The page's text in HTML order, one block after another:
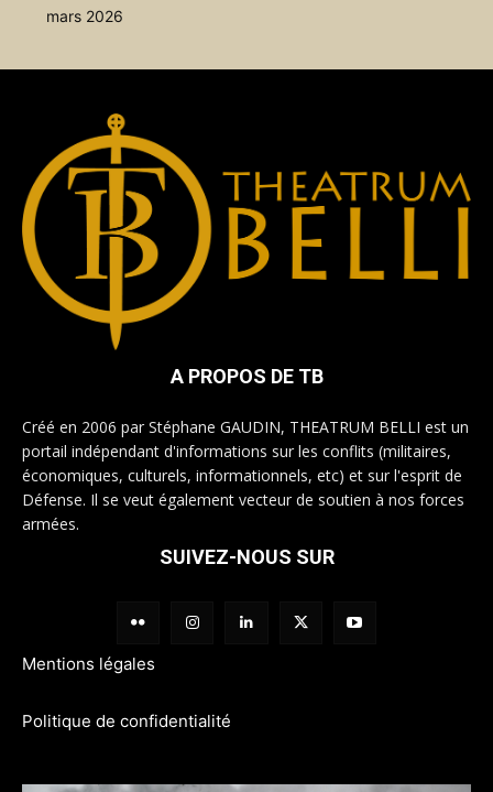
mars 2026
A PROPOS DE TB
Créé en 2006 par Stéphane GAUDIN, THEATRUM BELLI est un
portail indépendant d'informations sur les conflits (militaires,
économiques, culturels, informationnels, etc) et sur l'esprit de
Défense. Il se veut également vecteur de soutien à nos forces
armées.
SUIVEZ-NOUS SUR
Mentions légales
Politique de confidentialité